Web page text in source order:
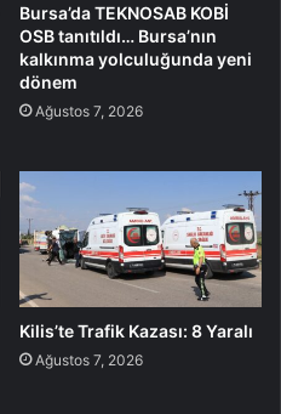
Bursa’da TEKNOSAB KOBİ
OSB tanıtıldı… Bursa’nın
kalkınma yolculuğunda yeni
dönem
Ağustos 7, 2026
Kilis’te Trafik Kazası: 8 Yaralı
Ağustos 7, 2026